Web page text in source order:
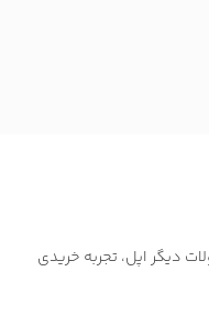
دیگر اپل، تجربه خریدی